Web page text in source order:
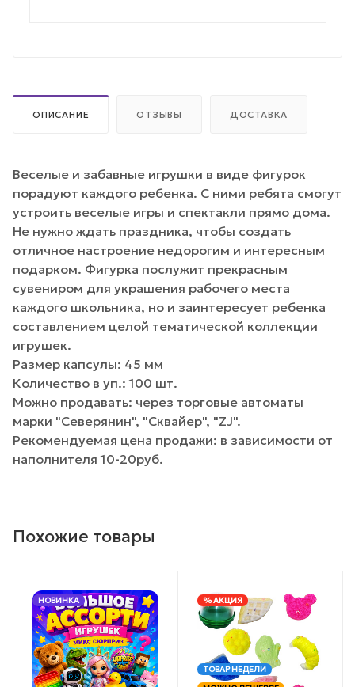
ОПИСАНИЕ ОТЗЫВЫ ДОСТАВКА
Веселые и забавные игрушки в виде фигурок
порадуют каждого ребенка. С ними ребята смогут
устроить веселые игры и спектакли прямо дома.
Не нужно ждать праздника, чтобы создать
отличное настроение недорогим и интересным
подарком. Фигурка послужит прекрасным
сувениром для украшения рабочего места
каждого школьника, но и заинтересует ребенка
составлением целой тематической коллекции
игрушек.
Размер капсулы: 45 мм
Количество в уп.: 100 шт.
Можно продавать: через торговые автоматы
марки "Северянин", "Сквайер", "ZJ".
Рекомендуемая цена продажи: в зависимости от
наполнителя 10-20руб.
Похожие товары
НОВИНКА % АКЦИЯ
ТОВАР НЕДЕЛИ